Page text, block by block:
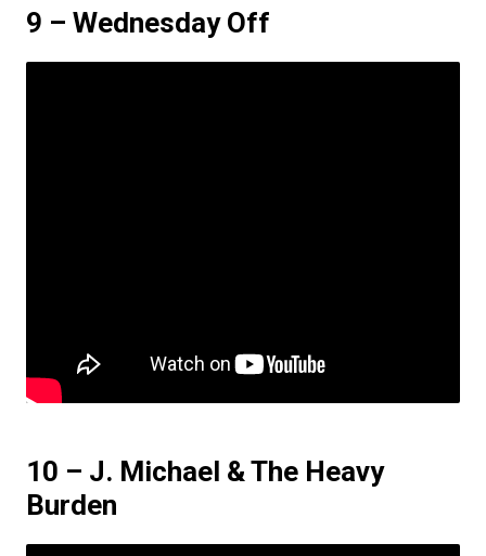
9 – Wednesday Off
10 – J. Michael & The Heavy
Burden